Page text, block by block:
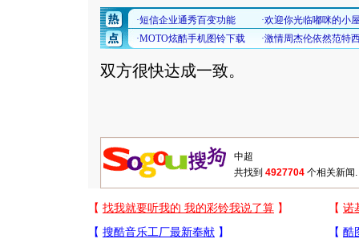
双方很快达成一致。
共找到 4927704 个相关新闻.